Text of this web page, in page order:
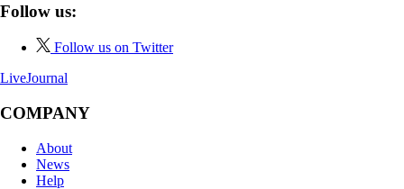
Follow us:
Follow us on Twitter
LiveJournal
COMPANY
About
News
Help